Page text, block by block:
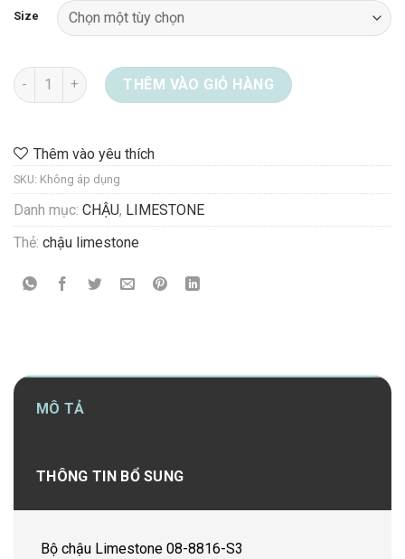
Size
Chậu Limestone 08-8816 số lượng
THÊM VÀO GIỎ HÀNG
Thêm vào yêu thích
SKU: Không áp dụng
Danh mục: CHẬU, LIMESTONE
Thẻ: chậu limestone
MÔ TẢ
THÔNG TIN BỔ SUNG
Bộ chậu Limestone 08-8816-S3